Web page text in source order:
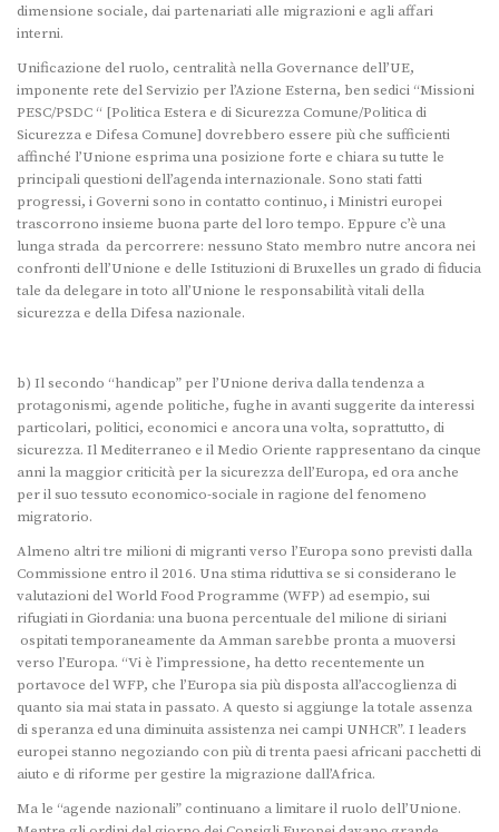
dimensione sociale, dai partenariati alle migrazioni e agli affari
interni.
Unificazione del ruolo, centralità nella Governance dell’UE,
imponente rete del Servizio per l’Azione Esterna, ben sedici “Missioni
PESC/PSDC “ [Politica Estera e di Sicurezza Comune/Politica di
Sicurezza e Difesa Comune] dovrebbero essere più che sufficienti
affinché l’Unione esprima una posizione forte e chiara su tutte le
principali questioni dell’agenda internazionale. Sono stati fatti
progressi, i Governi sono in contatto continuo, i Ministri europei
trascorrono insieme buona parte del loro tempo. Eppure c’è una
lunga strada da percorrere: nessuno Stato membro nutre ancora nei
confronti dell’Unione e delle Istituzioni di Bruxelles un grado di fiducia
tale da delegare in toto all’Unione le responsabilità vitali della
sicurezza e della Difesa nazionale.
b) Il secondo “handicap” per l’Unione deriva dalla tendenza a
protagonismi, agende politiche, fughe in avanti suggerite da interessi
particolari, politici, economici e ancora una volta, soprattutto, di
sicurezza. Il Mediterraneo e il Medio Oriente rappresentano da cinque
anni la maggior criticità per la sicurezza dell’Europa, ed ora anche
per il suo tessuto economico-sociale in ragione del fenomeno
migratorio.
Almeno altri tre milioni di migranti verso l’Europa sono previsti dalla
Commissione entro il 2016. Una stima riduttiva se si considerano le
valutazioni del World Food Programme (WFP) ad esempio, sui
rifugiati in Giordania: una buona percentuale del milione di siriani
ospitati temporaneamente da Amman sarebbe pronta a muoversi
verso l’Europa. “Vi è l’impressione, ha detto recentemente un
portavoce del WFP, che l’Europa sia più disposta all’accoglienza di
quanto sia mai stata in passato. A questo si aggiunge la totale assenza
di speranza ed una diminuita assistenza nei campi UNHCR”. I leaders
europei stanno negoziando con più di trenta paesi africani pacchetti di
aiuto e di riforme per gestire la migrazione dall’Africa.
Ma le “agende nazionali” continuano a limitare il ruolo dell’Unione.